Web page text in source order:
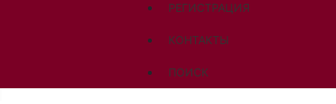
РЕГИСТРАЦИЯ
КОНТАКТЫ
ПОИСК